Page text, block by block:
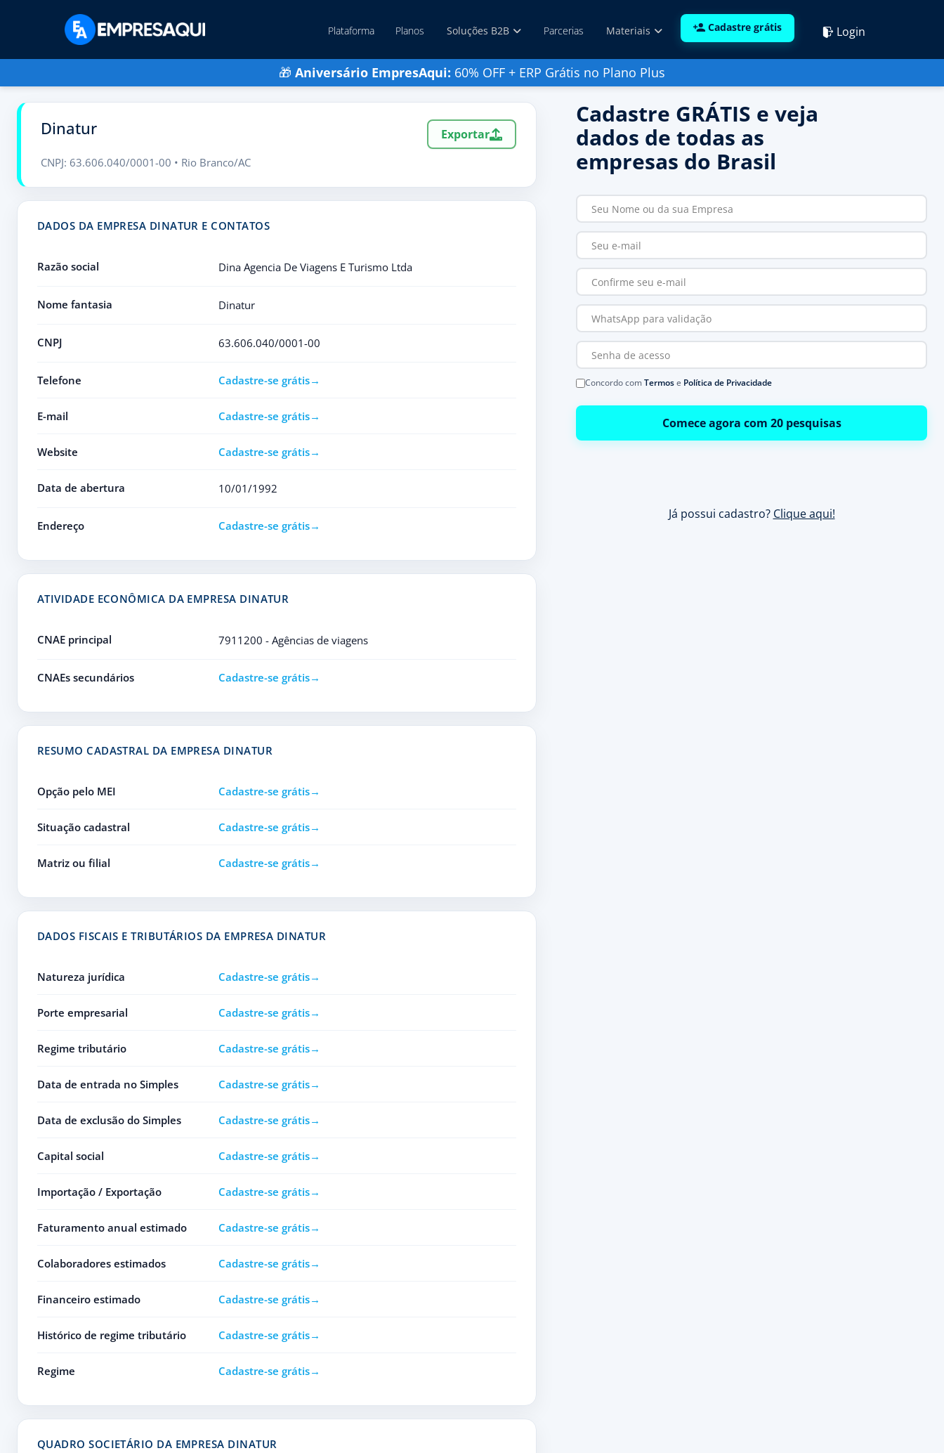
Plataforma Planos Soluções B2B Parcerias Materiais Cadastre grátis Login
🎁 Aniversário EmpresAqui: 60% OFF + ERP Grátis no Plano Plus
Dinatur Exportar
CNPJ: 63.606.040/0001-00 • Rio Branco/AC
DADOS DA EMPRESA DINATUR E CONTATOS
Razão social Dina Agencia De Viagens E Turismo Ltda
Nome fantasia Dinatur
CNPJ 63.606.040/0001-00
Telefone Cadastre-se grátis
E-mail Cadastre-se grátis
Website Cadastre-se grátis
Data de abertura 10/01/1992
Endereço Cadastre-se grátis
ATIVIDADE ECONÔMICA DA EMPRESA DINATUR
CNAE principal 7911200 - Agências de viagens
CNAEs secundários Cadastre-se grátis
RESUMO CADASTRAL DA EMPRESA DINATUR
Opção pelo MEI Cadastre-se grátis
Situação cadastral Cadastre-se grátis
Matriz ou filial Cadastre-se grátis
DADOS FISCAIS E TRIBUTÁRIOS DA EMPRESA DINATUR
Natureza jurídica Cadastre-se grátis
Porte empresarial Cadastre-se grátis
Regime tributário Cadastre-se grátis
Data de entrada no Simples Cadastre-se grátis
Data de exclusão do Simples Cadastre-se grátis
Capital social Cadastre-se grátis
Importação / Exportação Cadastre-se grátis
Faturamento anual estimado Cadastre-se grátis
Colaboradores estimados Cadastre-se grátis
Financeiro estimado Cadastre-se grátis
Histórico de regime tributário Cadastre-se grátis
Regime Cadastre-se grátis
QUADRO SOCIETÁRIO DA EMPRESA DINATUR
Cadastre GRÁTIS e veja
dados de todas as
empresas do Brasil
Concordo comTermose Política de Privacidade
Comece agora com 20 pesquisas
Já possui cadastro? Clique aqui!